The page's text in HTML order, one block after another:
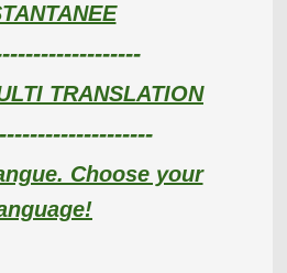
TRANSLATION
Choose your